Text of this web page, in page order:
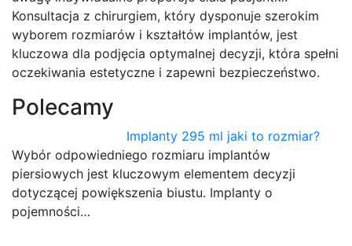
Konsultacja z chirurgiem, który dysponuje szerokim
wyborem rozmiarów i kształtów implantów, jest
kluczowa dla podjęcia optymalnej decyzji, która spełni
oczekiwania estetyczne i zapewni bezpieczeństwo.
Polecamy
Implanty 295 ml jaki to rozmiar?
Wybór odpowiedniego rozmiaru implantów
piersiowych jest kluczowym elementem decyzji
dotyczącej powiększenia biustu. Implanty o
pojemności…